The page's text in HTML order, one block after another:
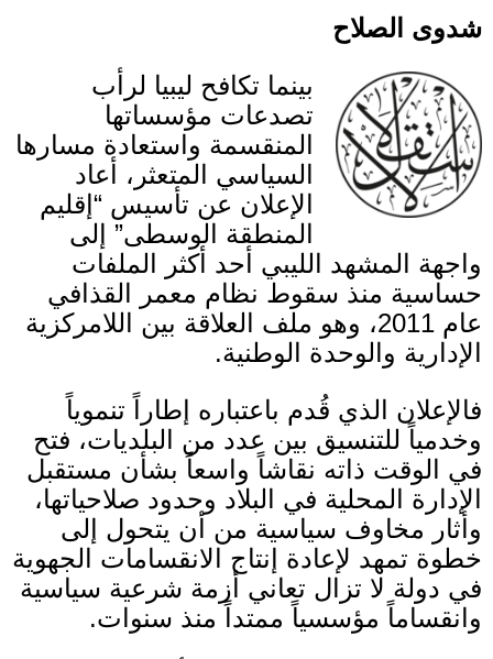
شدوى الصلاح
بينما تكافح ليبيا لرأب
تصدعات مؤسساتها
المنقسمة واستعادة مسارها
السياسي المتعثر، أعاد
الإعلان عن تأسيس “ إقليم
المنطقة الوسطى”
إلى
واجهة المشهد الليبي أحد أكثر الملفات
حساسية منذ سقوط نظام معمر القذافي
عام 2011، وهو ملف العلاقة بين اللامركزية
الإدارية والوحدة الوطنية.
فالإعلان الذي قُدم باعتباره إطاراً تنموياً
وخدمياً للتنسيق بين عدد من البلديات، فتح
في الوقت ذاته نقاشاً واسعاً بشأن مستقبل
الإدارة المحلية في البلاد وحدود صلاحياتها،
وأثار مخاوف سياسية من أن يتحول إلى
خطوة تمهد لإعادة إنتاج الانقسامات الجهوية
في دولة لا تزال تعاني أزمة شرعية سياسية
وانقساماً مؤسسياً ممتداً منذ سنوات.